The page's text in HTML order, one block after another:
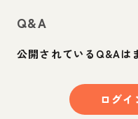
Q&A
公開されているQ&Aは
ログイ